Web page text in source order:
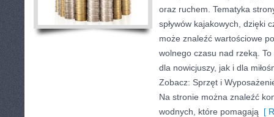
oraz ruchem. Tematyka
spływów kajakowych, dzięki
może znaleźć wartościowe
wolnego czasu nad rzeką.
dla nowicjuszy, jak i dla
Zobacz: Sprzęt i
Na stronie można znaleźć
wodnych, które pomagają [